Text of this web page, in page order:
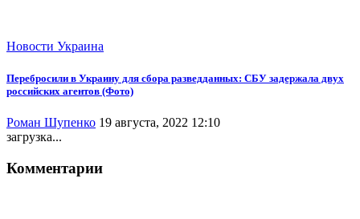
Новости Украина
Перебросили в Украину для сбора разведданных: СБУ задержала двух
российских агентов (Фото)
Роман Шупенко 19 августа, 2022 12:10
загрузка...
Комментарии